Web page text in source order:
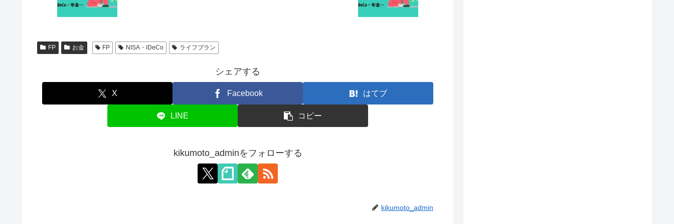
FP お金 FP NISA・iDeCo ライフプラン
シェアする
X Facebook はてブ
LINE コピー
kikumoto_adminをフォローする
kikumoto_admin